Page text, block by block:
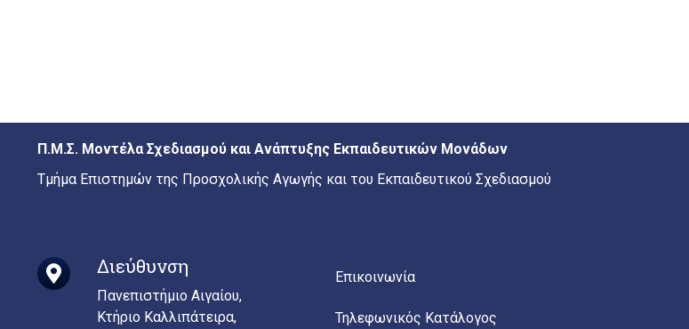
Π.Μ.Σ. Μοντέλα Σχεδιασμού και Ανάπτυξης Εκπαιδευτικών Μονάδων
Τμήμα Επιστημών της Προσχολικής Αγωγής και του Εκπαιδευτικού Σχεδιασμού
Διεύθυνση
Πανεπιστήμιο Αιγαίου,
Κτήριο Καλλιπάτειρα,
Επικοινωνία
Τηλεφωνικός Κατάλογος